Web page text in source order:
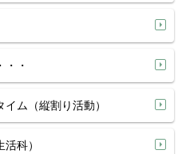
・
ム（縦割り活動）
科）